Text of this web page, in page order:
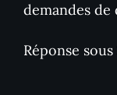
demandes de
Réponse